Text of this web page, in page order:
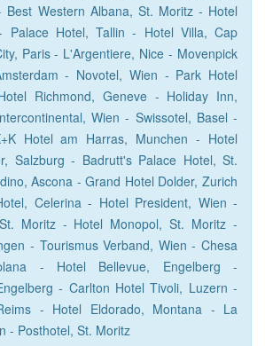
Best Western Albana, St. Moritz - Hotel
Palace Hotel, Tallin - Hotel Villa, Cap
Paris - L'Argentiere, Nice - Movenpick
- Novotel, Wien - Park Hotel
Richmond, Geneve - Holiday Inn,
Wien - Swissotel, Basel -
Hotel am Harras, Munchen - Hotel
Salzburg - Badrutt's Palace Hotel, St.
Ascona - Grand Hotel Dolder, Zurich
Celerina - Hotel President, Wien -
Moritz - Hotel Monopol, St. Moritz -
- Tourismus Verband, Wien - Chesa
- Hotel Bellevue, Engelberg -
- Carlton Hotel Tivoli, Luzern -
- Hotel Eldorado, Montana - La
- Posthotel, St. Moritz